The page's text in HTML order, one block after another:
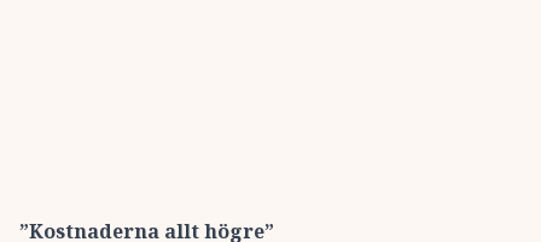
”Kostnaderna allt högre”